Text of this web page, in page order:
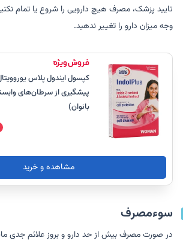
تایید پزشک، مصرف هیچ دارویی را شروع یا تمام
وجه میزان دارو را تغییر ندهید.
پیشگیری از سرطان‌های
بانوان)
مشاهده و خرید
سوءمصرف
در صورت مصرف بیش از حد دارو و بروز علائم جدی